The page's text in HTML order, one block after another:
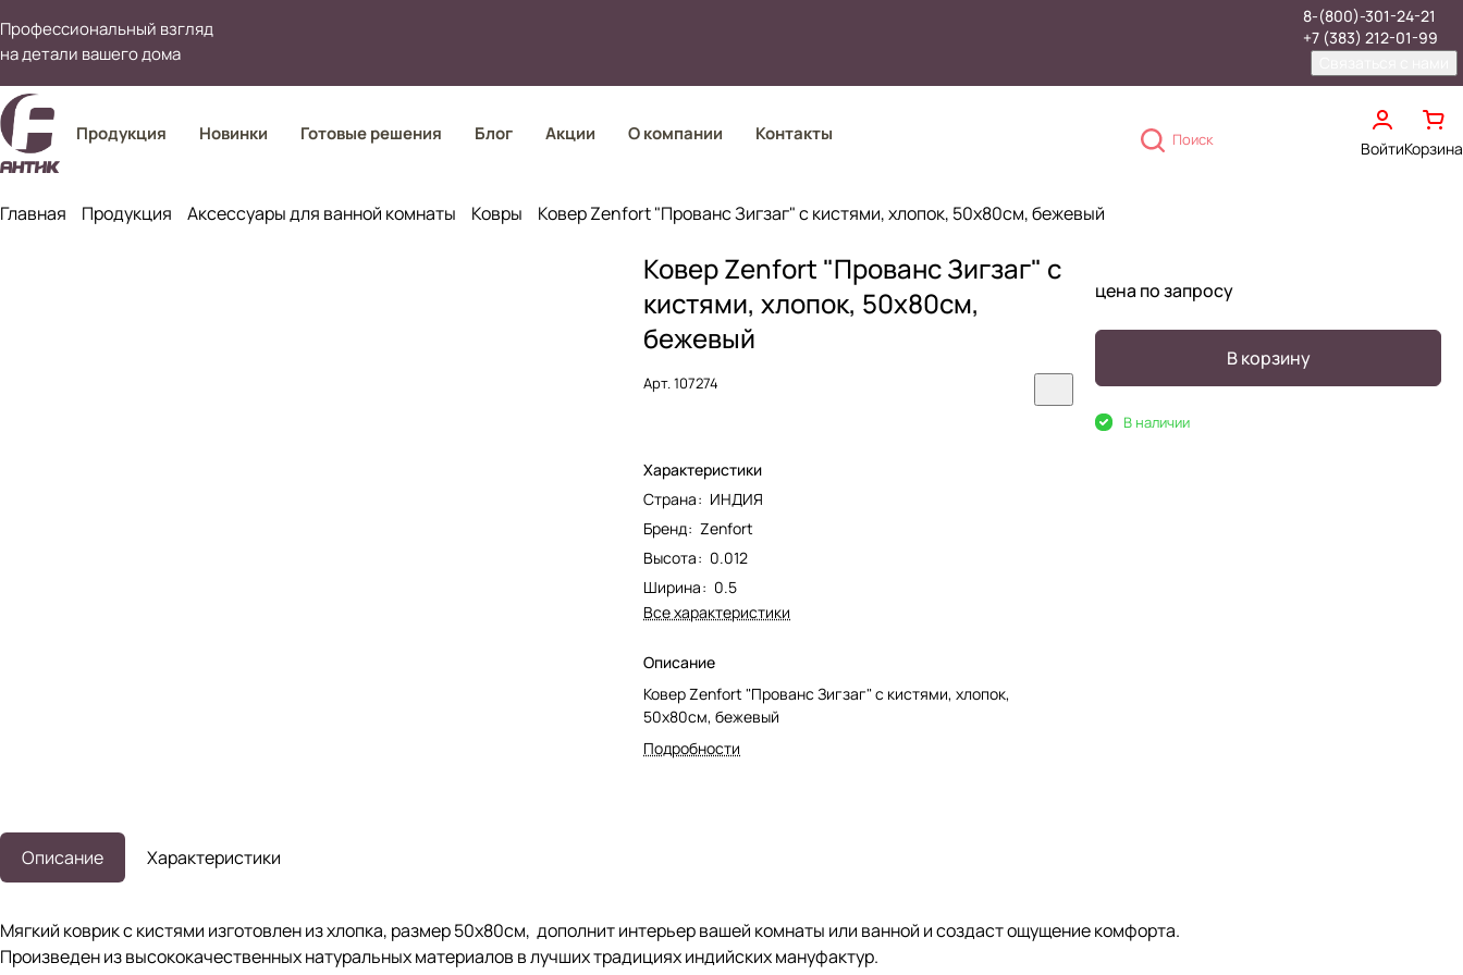
Профессиональный взгляд
на детали вашего дома
8-(800)-301-24-21
+7 (383) 212-01-99
Продукция Новинки Готовые решения Блог Акции О компании Контакты Поиск ВойтиКорзина
Главная Продукция Аксессуары для ванной комнаты Ковры Ковер Zenfort "Прованс Зигзаг" с кистями, хлопок, 50х80см, бежевый
Ковер Zenfort "Прованс Зигзаг" с
кистями, хлопок, 50х80см,
бежевый
Арт.107274
Характеристики
Страна: ИНДИЯ
Бренд: Zenfort
Высота: 0.012
Ширина: 0.5
Все характеристики
Описание
Ковер Zenfort "Прованс Зигзаг" с кистями, хлопок,
50х80см, бежевый
Подробности
цена по запросу
В корзину
В наличии
Описание Характеристики
Мягкий коврик с кистями изготовлен из хлопка, размер 50х80см, дополнит интерьер вашей комнаты или ванной и создаст ощущение комфорта.
Произведен из высококачественных натуральных материалов в лучших традициях индийских мануфактур.